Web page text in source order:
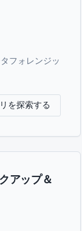
フォレンジッ
を探索する
アップ＆